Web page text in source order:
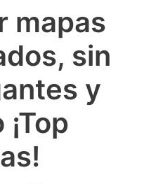
mapas
sin
y